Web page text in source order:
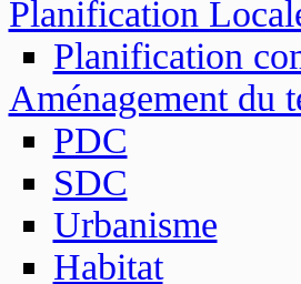
Planification
Planification
Aménagement du
PDC
SDC
Urbanisme
Habitat